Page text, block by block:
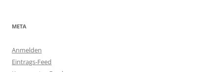
META
Anmelden
Eintrags-Feed